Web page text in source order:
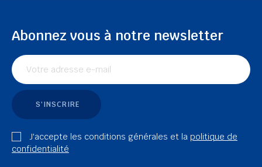
Abonnez vous à notre newsletter
S'INSCRIRE
J'accepte les conditions générales et la politique de
confidentialité